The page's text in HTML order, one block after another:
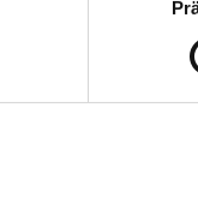
TV-Shop